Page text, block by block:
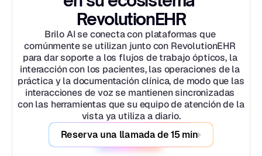
RevolutionEHR
Brilo AI se conecta con plataformas que
comúnmente se utilizan junto con RevolutionEHR
para dar soporte a los flujos de trabajo ópticos, la
interacción con los pacientes, las operaciones de la
práctica y la documentación clínica, de modo que las
interacciones de voz se mantienen sincronizadas
con las herramientas que su equipo de atención de la
vista ya utiliza a diario.
Reserva una llamada de 15 min